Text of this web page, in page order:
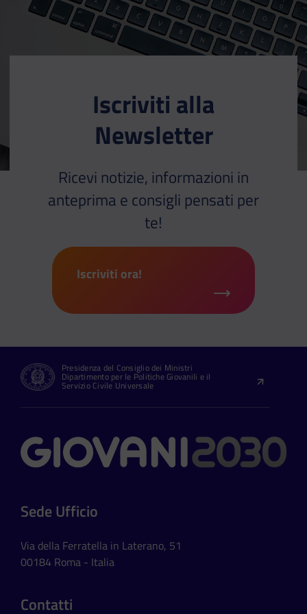
Iscriviti alla
Newsletter
Ricevi notizie, informazioni in
anteprima e consigli pensati per
te!
Iscriviti ora!
Presidenza del Consiglio dei Ministri
Dipartimento per le Politiche Giovanili e il
Servizio Civile Universale
Contatti
Sede Ufficio
Via della Ferratella in Laterano, 51
00184 Roma - Italia
Contatti